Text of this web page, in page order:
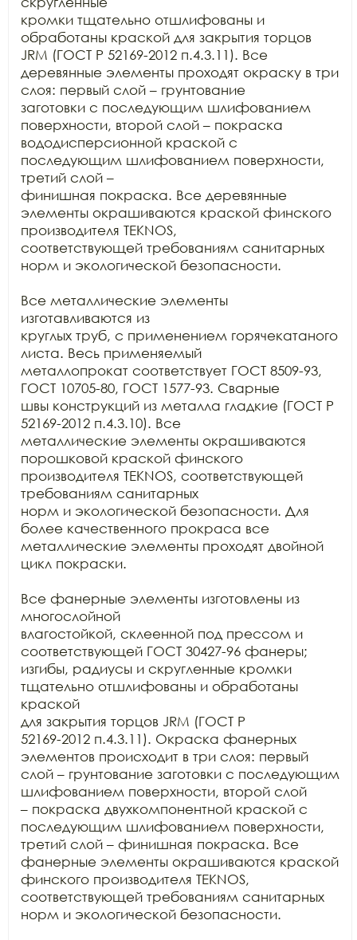
кромки тщательно отшлифованы и
обработаны краской для закрытия торцов
JRM (ГОСТ Р 52169-2012 п.4.3.11). Все
деревянные элементы проходят окраску в три
слоя: первый слой – грунтование
заготовки с последующим шлифованием
поверхности, второй слой – покраска
вододисперсионной краской с
последующим шлифованием поверхности,
третий слой –
финишная покраска. Все деревянные
элементы окрашиваются краской финского
производителя TEKNOS,
соответствующей требованиям санитарных
норм и экологической безопасности.
Все металлические элементы
изготавливаются из
круглых труб, с применением горячекатаного
листа. Весь применяемый
металлопрокат соответствует ГОСТ 8509-93,
ГОСТ 10705-80, ГОСТ 1577-93. Сварные
швы конструкций из металла гладкие (ГОСТ Р
52169-2012 п.4.3.10). Все
металлические элементы окрашиваются
порошковой краской финского
производителя TEKNOS, соответствующей
требованиям санитарных
норм и экологической безопасности. Для
более качественного прокраса все
металлические элементы проходят двойной
цикл покраски.
Все фанерные элементы изготовлены из
многослойной
влагостойкой, склеенной под прессом и
соответствующей ГОСТ 30427-96 фанеры;
изгибы, радиусы и скругленные кромки
тщательно отшлифованы и обработаны
краской
для закрытия торцов JRM (ГОСТ Р
52169-2012 п.4.3.11). Окраска фанерных
элементов происходит в три слоя: первый
слой – грунтование заготовки с последующим
шлифованием поверхности, второй слой
– покраска двухкомпонентной краской с
последующим шлифованием поверхности,
третий слой – финишная покраска. Все
фанерные элементы окрашиваются краской
финского производителя TEKNOS,
соответствующей требованиям санитарных
норм и экологической безопасности.